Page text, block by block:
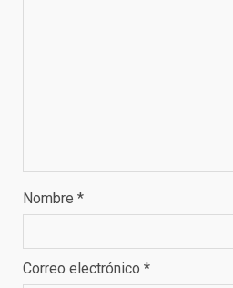
Nombre *
Correo electrónico *